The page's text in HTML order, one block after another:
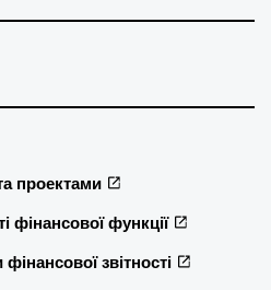
проектами
фінансової функції
звітності